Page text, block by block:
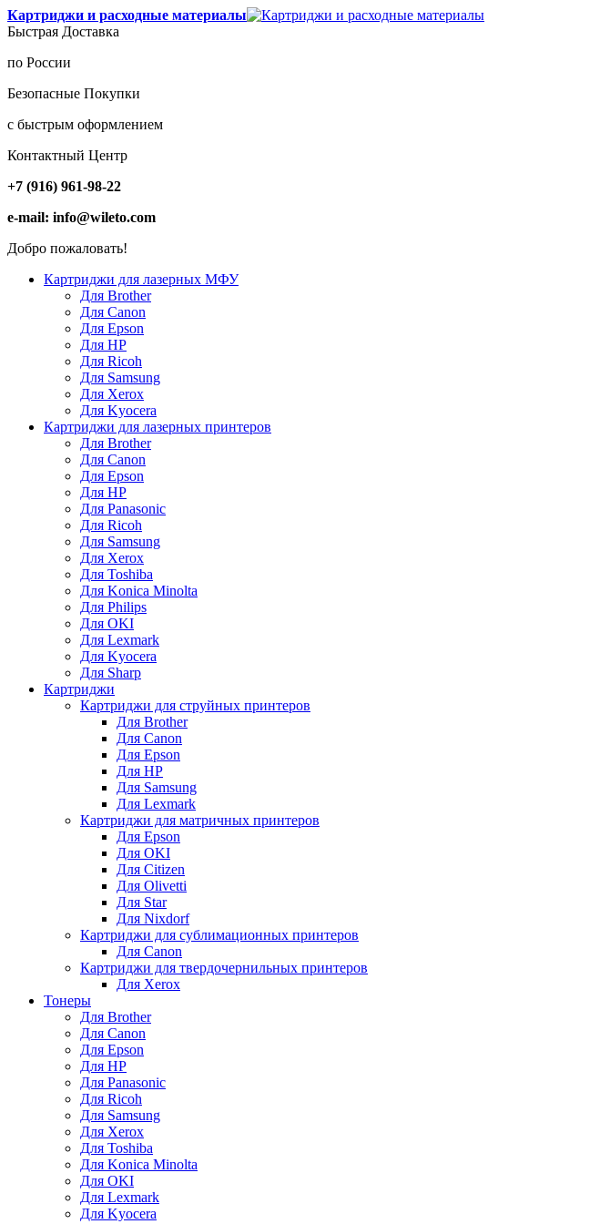
Картриджи и расходные материалы
Быстрая Доставка
по России
Безопасные Покупки
с быстрым оформлением
Контактный Центр
+7 (916) 961-98-22
e-mail: info@wileto.com
Добро пожаловать!
Картриджи для лазерных МФУ
Для Brother
Для Canon
Для Epson
Для HP
Для Ricoh
Для Samsung
Для Xerox
Для Kyocera
Картриджи для лазерных принтеров
Для Brother
Для Canon
Для Epson
Для HP
Для Panasonic
Для Ricoh
Для Samsung
Для Xerox
Для Toshiba
Для Konica Minolta
Для Philips
Для OKI
Для Lexmark
Для Kyocera
Для Sharp
Картриджи
Картриджи для струйных принтеров
Для Brother
Для Canon
Для Epson
Для HP
Для Samsung
Для Lexmark
Картриджи для матричных принтеров
Для Epson
Для OKI
Для Citizen
Для Olivetti
Для Star
Для Nixdorf
Картриджи для сублимационных принтеров
Для Canon
Картриджи для твердочернильных принтеров
Для Xerox
Тонеры
Для Brother
Для Canon
Для Epson
Для HP
Для Panasonic
Для Ricoh
Для Samsung
Для Xerox
Для Toshiba
Для Konica Minolta
Для OKI
Для Lexmark
Для Kyocera